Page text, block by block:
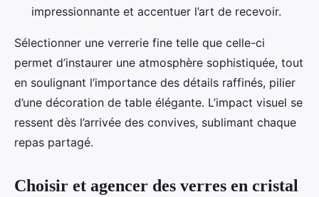
impressionnante et accentuer l’art de recevoir.
Sélectionner une verrerie fine telle que celle-ci
permet d’instaurer une atmosphère sophistiquée, tout
en soulignant l’importance des détails raffinés, pilier
d’une décoration de table élégante. L’impact visuel se
ressent dès l’arrivée des convives, sublimant chaque
repas partagé.
Choisir et agencer des verres en cristal